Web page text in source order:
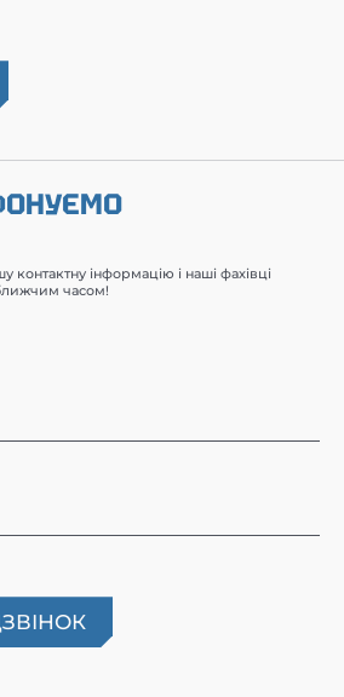
контактну інформацію і наші фахівці
часом!